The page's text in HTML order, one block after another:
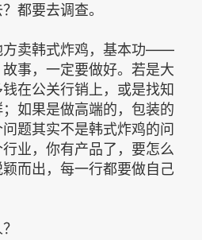
都要去调查。
方卖韩式炸鸡，基本功——
事，一定要做好。若是大
在公关行销上，或是找知
如果是做高端的，包装的
题其实不是韩式炸鸡的问
业，你有产品了，要怎么
而出，每一行都要做自己